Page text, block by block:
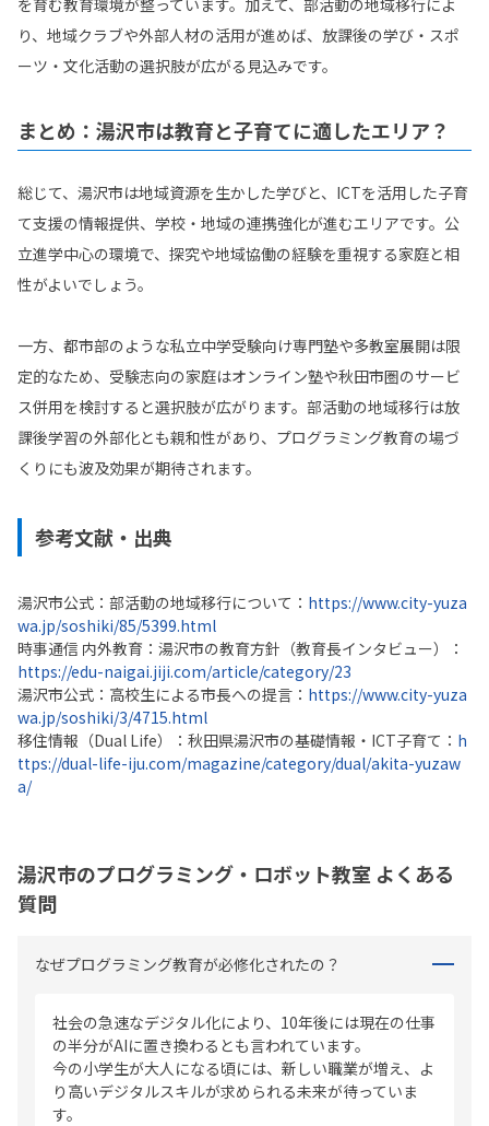
り、地域クラブや外部人材の活用が進めば、放課後の学び・スポ
ーツ・文化活動の選択肢が広がる見込みです。
まとめ：湯沢市は教育と子育てに適したエリア？
総じて、湯沢市は地域資源を生かした学びと、ICTを活用した子育
て支援の情報提供、学校・地域の連携強化が進むエリアです。公
立進学中心の環境で、探究や地域協働の経験を重視する家庭と相
性がよいでしょう。
一方、都市部のような私立中学受験向け専門塾や多教室展開は限
定的なため、受験志向の家庭はオンライン塾や秋田市圏のサービ
ス併用を検討すると選択肢が広がります。部活動の地域移行は放
課後学習の外部化とも親和性があり、プログラミング教育の場づ
くりにも波及効果が期待されます。
参考文献・出典
湯沢市公式：部活動の地域移行について： https://www.city-yuza
wa.jp/soshiki/85/5399.html
時事通信 内外教育：湯沢市の教育方針（教育長インタビュー）：
https://edu-naigai.jiji.com/article/category/23
湯沢市公式：高校生による市長への提言： https://www.city-yuza
wa.jp/soshiki/3/4715.html
移住情報（Dual Life）：秋田県湯沢市の基礎情報・ICT子育て： h
ttps://dual-life-iju.com/magazine/category/dual/akita-yuzaw
a/
湯沢市のプログラミング・ロボット教室 よくある
質問
なぜプログラミング教育が必修化されたの？
社会の急速なデジタル化により、10年後には現在の仕事
の半分がAIに置き換わるとも言われています。
今の小学生が大人になる頃には、新しい職業が増え、よ
り高いデジタルスキルが求められる未来が待っていま
す。